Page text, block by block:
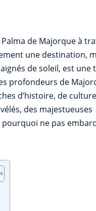
de Majorque à
une destination,
de soleil, est une
profondeurs de
d’histoire, de
des majestueuses
pourquoi ne pas